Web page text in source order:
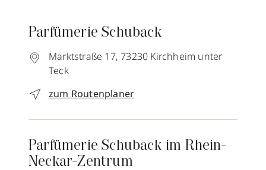
Parfümerie Schuback
Marktstraße 17, 73230 Kirchheim unter
Teck
zum Routenplaner
Parfümerie Schuback im Rhein-
Neckar-Zentrum